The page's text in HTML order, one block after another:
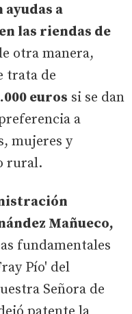
ayudas a
las riendas de
otra manera,
trata de
euros si se dan
a
mujeres y
rural.
Mañueco,
fundamentales
Pío' del
Señora de